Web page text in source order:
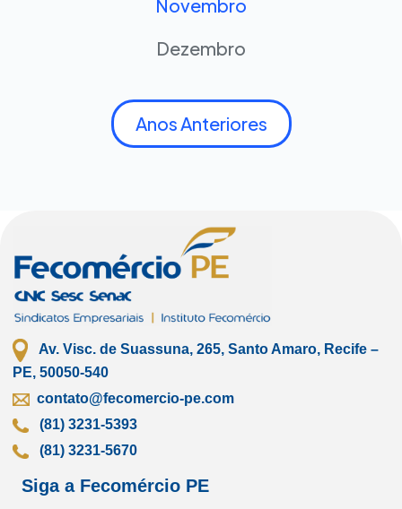
Novembro
Dezembro
Anos Anteriores
Av. Visc. de Suassuna, 265, Santo Amaro, Recife –
PE, 50050-540
contato@fecomercio-pe.com
(81) 3231-5393
(81) 3231-5670
Siga a Fecomércio PE